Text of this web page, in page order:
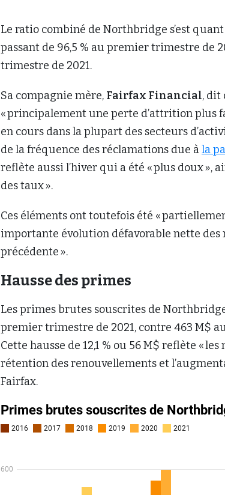
Le ratio combiné de Northbridge s’est
passant de 96,5 % au premier trimestre de
trimestre de 2021.
Sa compagnie mère, Fairfax Financial, dit
« principalement une perte d’attrition plus
en cours dans la plupart des secteurs
de la fréquence des réclamations due àla
reflète aussi l’hiver qui a été « plus doux »,
des taux ».
Ces éléments ont toutefois été «
importante évolution défavorable nette des
précédente ».
Hausse des primes
Les primes brutes souscrites de
premier trimestre de 2021, contre 463 M$
Cette hausse de 12,1 % ou 56 M$ reflète «
rétention des renouvellements et
Fairfax.